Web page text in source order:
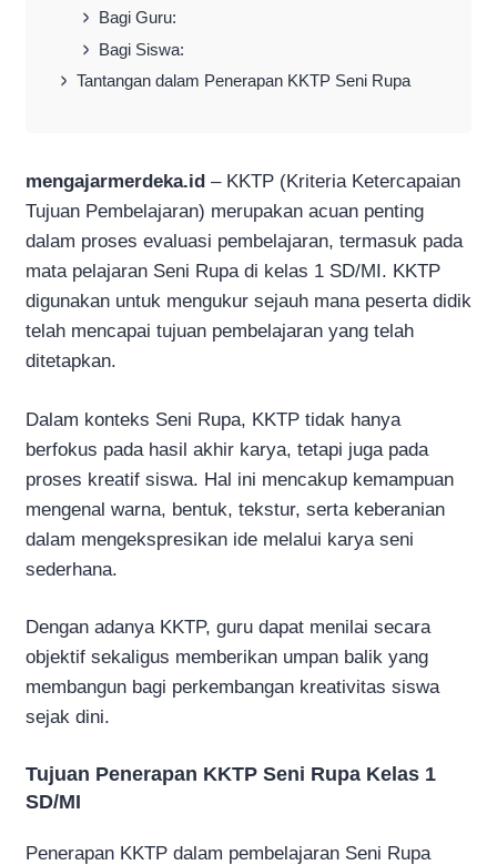
Bagi Guru:
Bagi Siswa:
Tantangan dalam Penerapan KKTP Seni Rupa
mengajarmerdeka.id – KKTP (Kriteria Ketercapaian
Tujuan Pembelajaran) merupakan acuan penting
dalam proses evaluasi pembelajaran, termasuk pada
mata pelajaran Seni Rupa di kelas 1 SD/MI. KKTP
digunakan untuk mengukur sejauh mana peserta didik
telah mencapai tujuan pembelajaran yang telah
ditetapkan.
Dalam konteks Seni Rupa, KKTP tidak hanya
berfokus pada hasil akhir karya, tetapi juga pada
proses kreatif siswa. Hal ini mencakup kemampuan
mengenal warna, bentuk, tekstur, serta keberanian
dalam mengekspresikan ide melalui karya seni
sederhana.
Dengan adanya KKTP, guru dapat menilai secara
objektif sekaligus memberikan umpan balik yang
membangun bagi perkembangan kreativitas siswa
sejak dini.
Tujuan Penerapan KKTP Seni Rupa Kelas 1
SD/MI
Penerapan KKTP dalam pembelajaran Seni Rupa